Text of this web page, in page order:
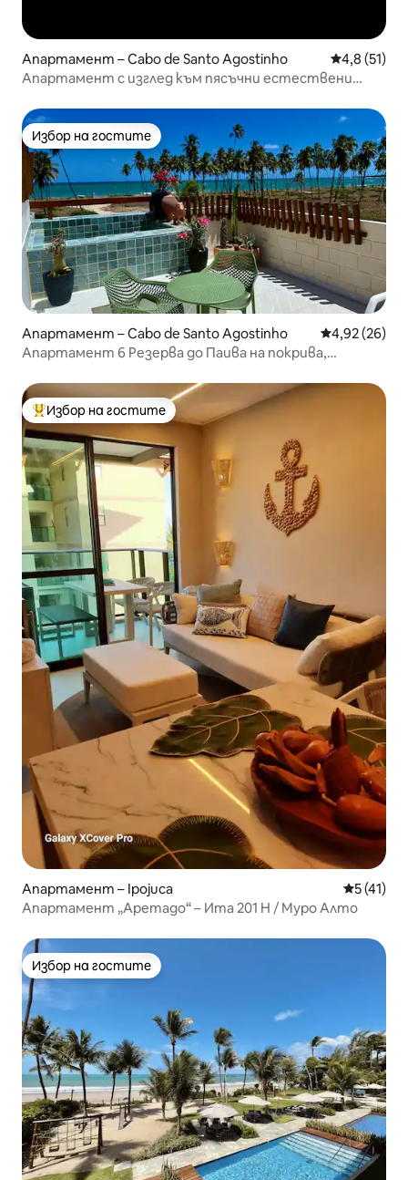
Апартамент – Cabo de Santo Agostinho Средна
4,8 (51)
Апартамент с изглед към пясъчни естествени
Избор на гостите
Избор на гостите
Апартамент – Cabo de Santo Agostinho Средна
4,92 (26)
Апартамент 6 Резерва до Паива на покрива,
Най-популярен избор на гостите
Избор на гостите
Апартамент – Ipojuca Средна
5 (41)
Апартамент „Аретадо“ – Ита 201 H / Муро Алто
Избор на гостите
Избор на гостите